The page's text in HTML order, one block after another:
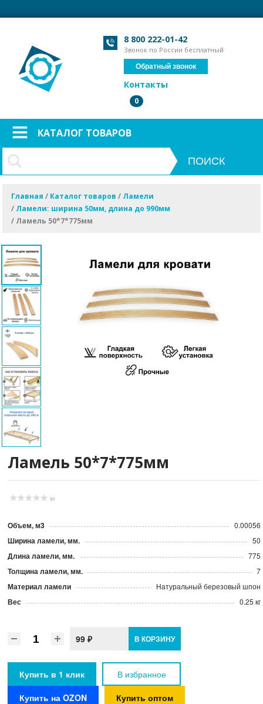
8 800 222-01-42
Звонок по России бесплатный
Обратный звонок
Контакты
0
КАТАЛОГ ТОВАРОВ
Главная / Каталог товаров / Ламели
/ Ламели: ширина 50мм, длина до 990мм
/ Ламель 50*7*775мм
Ламель 50*7*775мм
(0)
Объем, м3 0.00056
Ширина ламели, мм. 50
Длина ламели, мм. 775
Толщина ламели, мм. 7
Материал ламели Натуральный березовый шпон
Вес 0.25 кг
99 ₽ В КОРЗИНУ
Купить в 1 клик
В избранное
Купить на OZON
Купить оптом